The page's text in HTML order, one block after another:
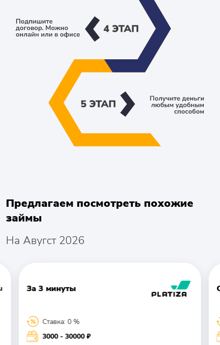
Предлагаем посмотреть похожие
займы
На Авугст 2026
За 3 минуты
Ставка: 0 %
3000 - 30000 ₽